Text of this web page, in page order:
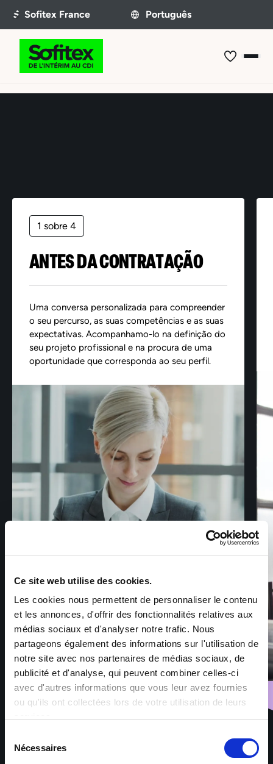
Ce site web utilise des cookies.
Les cookies nous permettent de personnaliser le contenu
et les annonces, d'offrir des fonctionnalités relatives aux
médias sociaux et d'analyser notre trafic. Nous
partageons également des informations sur l'utilisation de
notre site avec nos partenaires de médias sociaux, de
publicité et d'analyse, qui peuvent combiner celles-ci
avec d'autres informations que vous leur avez fournies
ou qu'ils ont collectées lors de votre utilisation de leurs
Nécessaires
Oferta não encontrada
1 sobre 4
ANTES DA CONTRATAÇÃO
Uma conversa personalizada para compreender
o seu percurso, as suas competências e as suas
expectativas. Acompanhamo-lo na definição do
seu projeto profissional e na procura de uma
oportunidade que corresponda ao seu perfil.